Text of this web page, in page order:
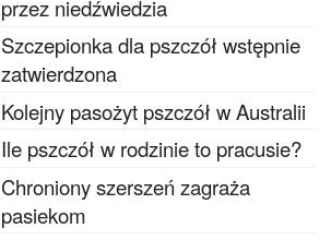
przez niedźwiedzia
Szczepionka dla pszczół wstępnie
zatwierdzona
Kolejny pasożyt pszczół w Australii
Ile pszczół w rodzinie to pracusie?
Chroniony szerszeń zagraża
pasiekom